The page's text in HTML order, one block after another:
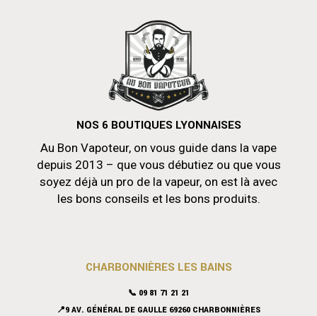
NOS 6 BOUTIQUES LYONNAISES
Au Bon Vapoteur, on vous guide dans la vape
depuis 2013 – que vous débutiez ou que vous
soyez déjà un pro de la vapeur, on est là avec
les bons conseils et les bons produits.
CHARBONNIÈRES LES BAINS
📞 09 81 71 21 21
📍9 AV. GÉNÉRAL DE GAULLE 69260 CHARBONNIÈRES